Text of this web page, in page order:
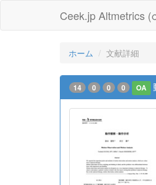
Ceek.jp Altmetrics
ホーム 文献詳細
14 0 0 0 OA